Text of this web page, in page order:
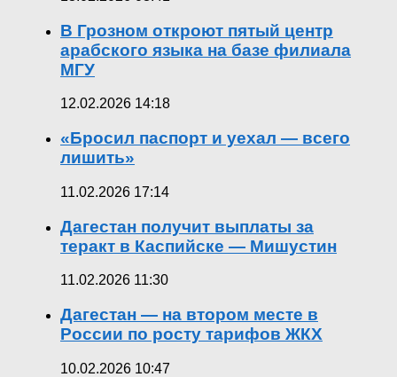
В Грозном откроют пятый центр
арабского языка на базе филиала
МГУ
12.02.2026 14:18
«Бросил паспорт и уехал — всего
лишить»
11.02.2026 17:14
Дагестан получит выплаты за
теракт в Каспийске — Мишустин
11.02.2026 11:30
Дагестан — на втором месте в
России по росту тарифов ЖКХ
10.02.2026 10:47